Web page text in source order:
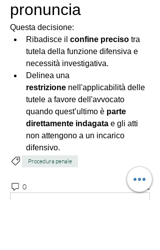
pronuncia
Questa decisione:
Ribadisce il confine preciso tra
tutela della funzione difensiva e
necessità investigativa.
restrizione nell'applicabilità delle
tutele a favore dell'avvocato
quando quest’ultimo è parte
direttamente indagata e gli atti
non attengono a un incarico
difensivo.
Procedura penale
0 2